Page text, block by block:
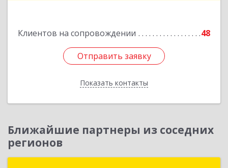
Клиентов на сопровождении 48
Отправить заявку
Показать контакты
Подробнее
Отправить заявку
Назад
Ближайшие партнеры из соседних
регионов